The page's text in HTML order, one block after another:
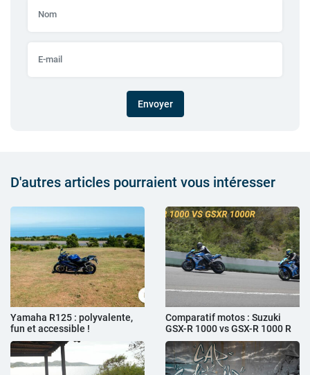
Envoyer
D'autres articles pourraient vous intéresser
Yamaha R125 : polyvalente,
fun et accessible !
Comparatif motos : Suzuki
GSX-R 1000 vs GSX-R 1000 R